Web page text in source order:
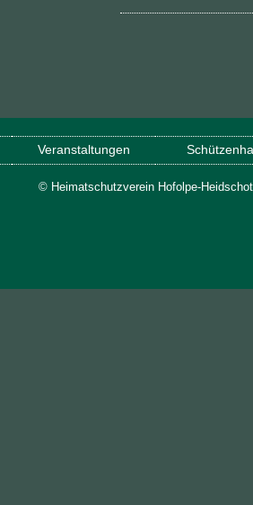
Veranstaltungen
© Heimatschutzverein Hofolpe-